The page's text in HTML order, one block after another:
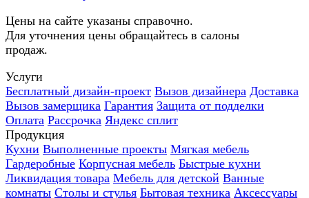
Цены на сайте указаны справочно.
Для уточнения цены обращайтесь в салоны
продаж.
Услуги
Бесплатный дизайн-проект Вызов дизайнера Доставка
Вызов замерщика Гарантия Защита от подделки
Оплата Рассрочка Яндекс сплит
Продукция
Кухни Выполненные проекты Мягкая мебель
Гардеробные Корпусная мебель Быстрые кухни
Ликвидация товара Мебель для детской Ванные
комнаты Столы и стулья Бытовая техника Аксессуары